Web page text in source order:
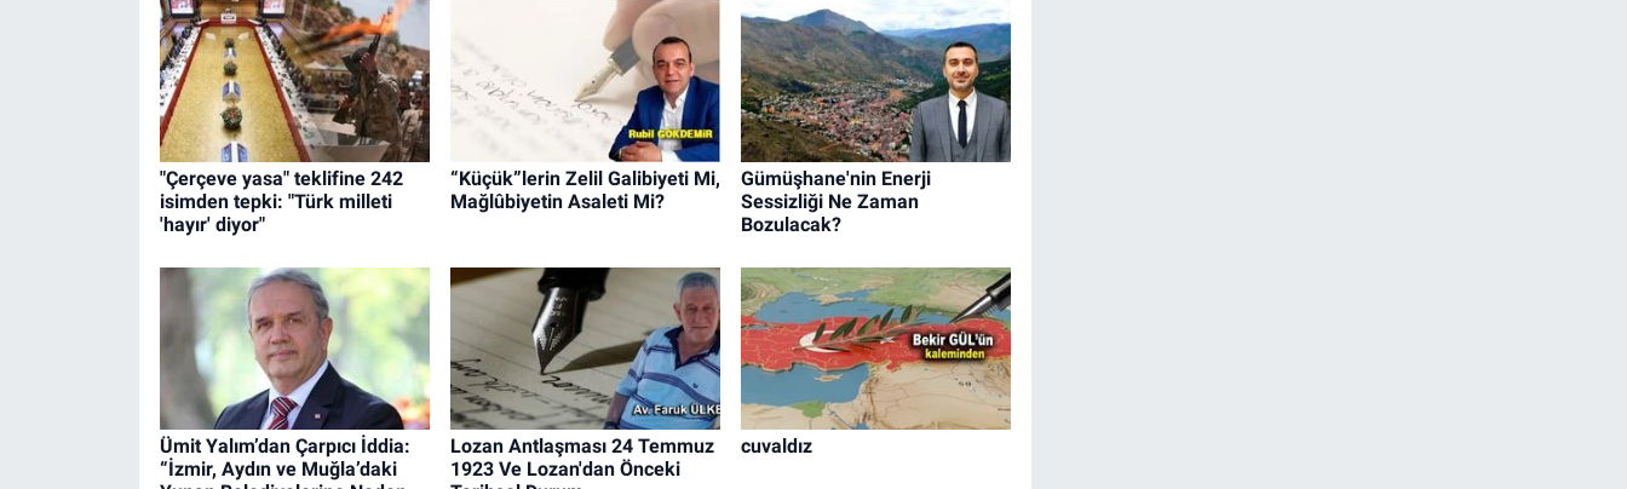
"Çerçeve yasa" teklifine 242
isimden tepki: "Türk milleti
'hayır' diyor"
“Küçük”lerin Zelil Galibiyeti Mi,
Mağlûbiyetin Asaleti Mi?
Gümüşhane'nin Enerji
Sessizliği Ne Zaman
Bozulacak?
Ümit Yalım’dan Çarpıcı İddia:
“İzmir, Aydın ve Muğla’daki
Lozan Antlaşması 24 Temmuz
1923 Ve Lozan'dan Önceki
cuvaldız